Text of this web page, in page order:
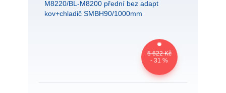
5 622 Kč
- 31 %